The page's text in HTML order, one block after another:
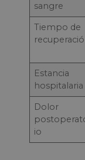
sangre
Tiempo de
Estancia
hospitalaria
Dolor
io